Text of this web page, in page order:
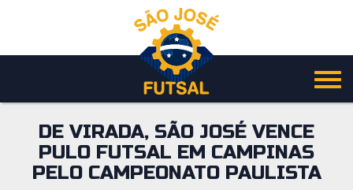
o
DE VIRADA, SÃO JOSÉ VENCE
PULO FUTSAL EM CAMPINAS
PELO CAMPEONATO PAULISTA